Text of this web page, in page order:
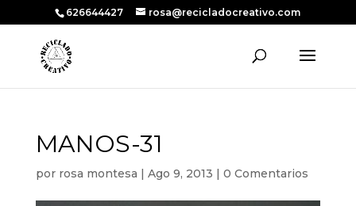
626644427 rosa@recicladocreativo.com
MANOS-31
por rosa montesa | Ago 9, 2013 | 0 Comentarios